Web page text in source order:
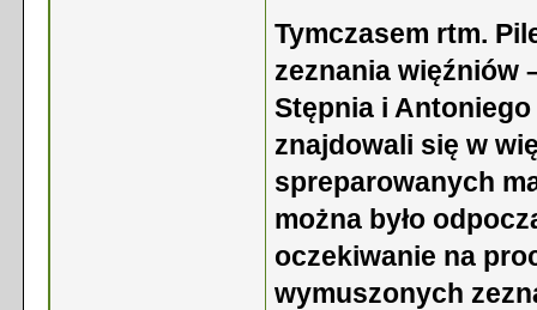
Tymczasem rtm.
zeznania więźniów
Stępnia i
znajdowali się w
spreparowanych
można było
oczekiwanie na
wymuszonych